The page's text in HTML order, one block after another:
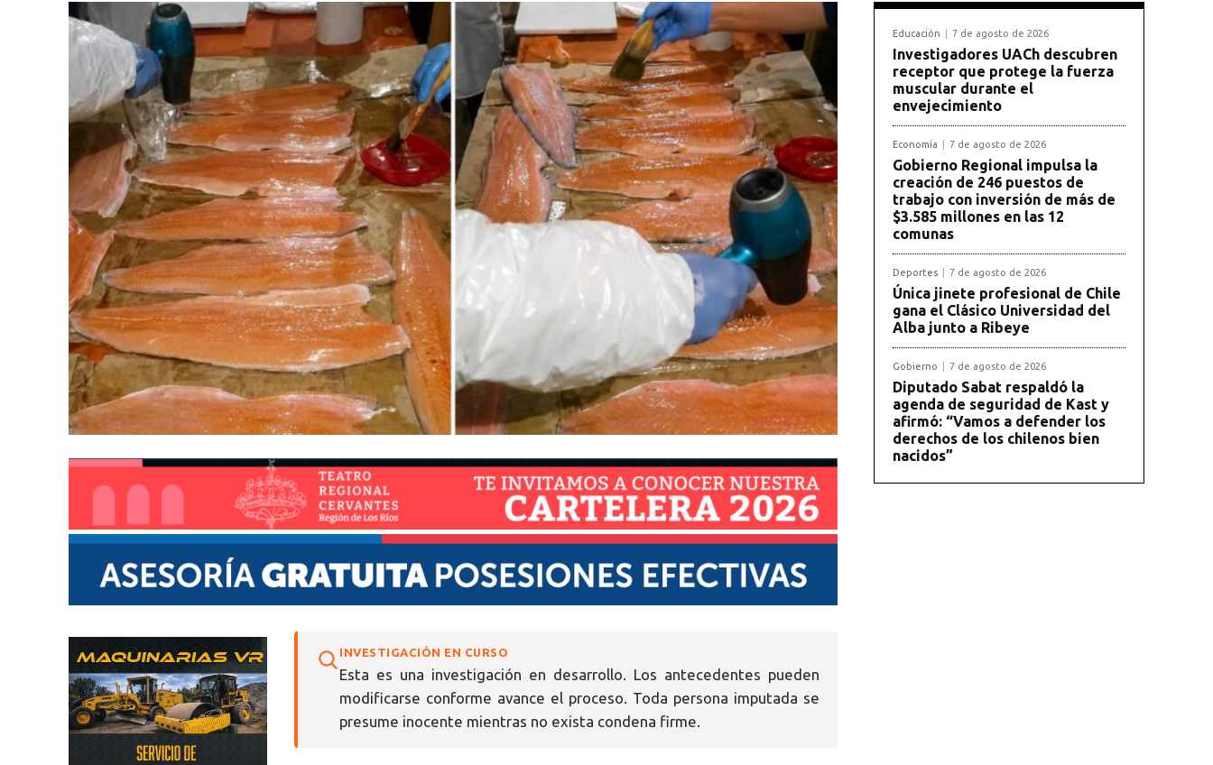
INVESTIGACIÓN EN CURSO
Esta es una investigación en desarrollo. Los antecedentes pueden
modificarse conforme avance el proceso. Toda persona imputada se
presume inocente mientras no exista condena firme.
Educación 7 de agosto de 2026
Investigadores UACh descubren
receptor que protege la fuerza
muscular durante el
envejecimiento
Economía 7 de agosto de 2026
Gobierno Regional impulsa la
creación de 246 puestos de
trabajo con inversión de más de
$3.585 millones en las 12
comunas
Deportes 7 de agosto de 2026
Única jinete profesional de Chile
gana el Clásico Universidad del
Alba junto a Ribeye
Gobierno 7 de agosto de 2026
Diputado Sabat respaldó la
agenda de seguridad de Kast y
afirmó: “Vamos a defender los
derechos de los chilenos bien
nacidos”